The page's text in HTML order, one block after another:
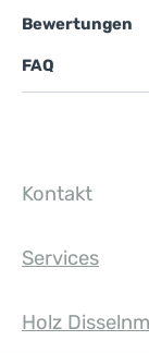
Bewertungen
FAQ
Kontakt
Services
Holz